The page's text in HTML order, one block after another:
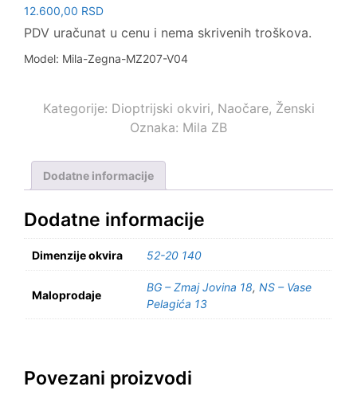
12.600,00 RSD
PDV uračunat u cenu i nema skrivenih troškova.
Model: Mila-Zegna-MZ207-V04
Kategorije: Dioptrijski okviri, Naočare, Ženski
Oznaka: Mila ZB
Dodatne informacije
Dodatne informacije
Dimenzije okvira 52-20 140
Maloprodaje
BG – Zmaj Jovina 18, NS – Vase
Pelagića 13
Povezani proizvodi